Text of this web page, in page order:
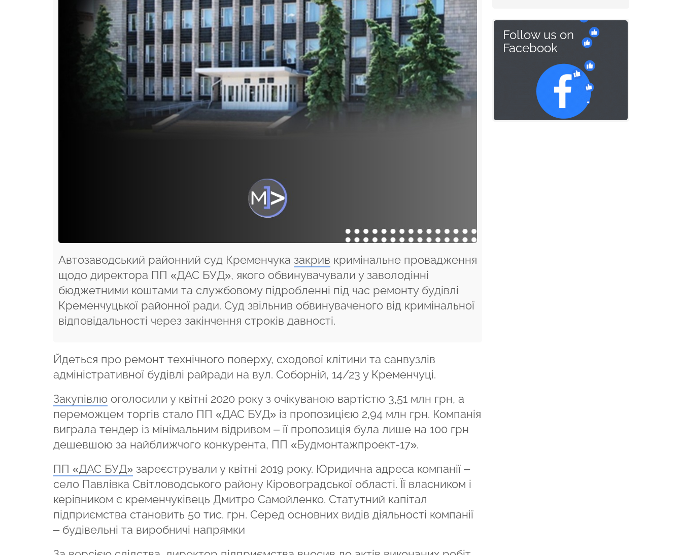
Автозаводський районний суд Кременчука закрив кримінальне провадження
щодо директора ПП «ДАС БУД», якого обвинувачували у заволодінні
бюджетними коштами та службовому підробленні під час ремонту будівлі
Кременчуцької районної ради. Суд звільнив обвинуваченого від кримінальної
відповідальності через закінчення строків давності.
Йдеться про ремонт технічного поверху, сходової клітини та санвузлів
адміністративної будівлі райради на вул. Соборній, 14/23 у Кременчуці.
Закупівлюоголосили у квітні 2020 року з очікуваною вартістю 3,51 млн грн, а
переможцем торгів стало ПП «ДАС БУД» із пропозицією 2,94 млн грн. Компанія
виграла тендер із мінімальним відривом – її пропозиція була лише на 100 грн
дешевшою за найближчого конкурента, ПП «Будмонтажпроект-17».
ПП «ДАС БУД»зареєстрували у квітні 2019 року. Юридична адреса компанії –
село Павлівка Світловодського району Кіровоградської області. Її власником і
керівником є кременчуківець Дмитро Самойленко. Статутний капітал
підприємства становить 50 тис. грн. Серед основних видів діяльності компанії
– будівельні та виробничі напрямки
Follow us on
Facebook